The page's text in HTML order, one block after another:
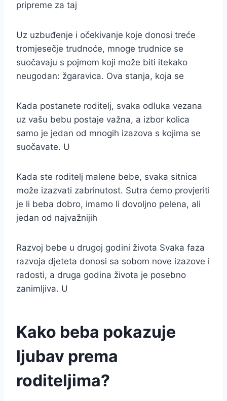
pripreme za taj
Uz uzbuđenje i očekivanje koje donosi treće
tromjesečje trudnoće, mnoge trudnice se
suočavaju s pojmom koji može biti itekako
neugodan: žgaravica. Ova stanja, koja se
Kada postanete roditelj, svaka odluka vezana
uz vašu bebu postaje važna, a izbor kolica
samo je jedan od mnogih izazova s kojima se
suočavate. U
Kada ste roditelj malene bebe, svaka sitnica
može izazvati zabrinutost. Sutra ćemo provjeriti
je li beba dobro, imamo li dovoljno pelena, ali
jedan od najvažnijih
Razvoj bebe u drugoj godini života Svaka faza
razvoja djeteta donosi sa sobom nove izazove i
radosti, a druga godina života je posebno
zanimljiva. U
Kako beba pokazuje
ljubav prema
roditeljima?